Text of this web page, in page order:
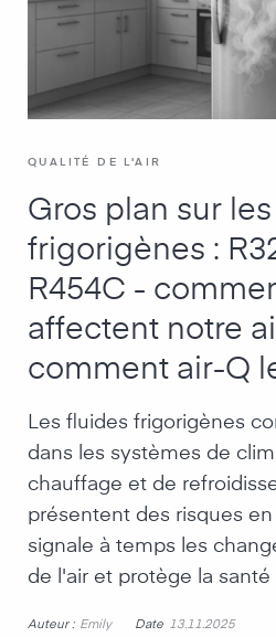
QUALITÉ DE L'AIR
Gros plan sur
frigorigènes :
R454C -
affectent notre
comment air-Q
Les fluides frigorigènes
dans les systèmes de
chauffage et de
présentent des risques
signale à temps les
de l'air et protège la
Auteur : Emily Date 13.11.2025